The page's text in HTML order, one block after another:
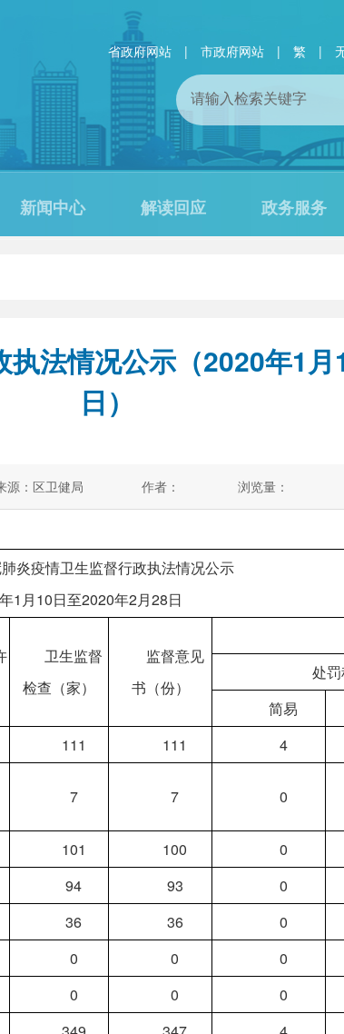
省政府网站 | 市政府网站 | 繁 |
新闻中心 解读回应 政务服务
法情况公示（2020年1
日）
源：区卫健局 作者： 浏览量：
炎疫情卫生监督行政执法情况公示
1月10日至2020年2月28日
卫生监督
检查（家）
监督意见
书（份）
处
简易
111 111 4
7 7 0
101 100 0
94 93 0
36 36 0
0 0 0
0 0 0